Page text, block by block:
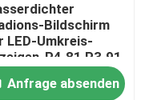
Bildschirm
LED-Umkreis-
P4.81 P3.91
Anfrage absenden